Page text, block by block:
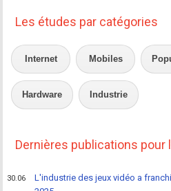
Les études par catégories
Internet Mobiles
Hardware Industrie
Dernières publications pour
30.06
L'industrie des jeux vidéo a